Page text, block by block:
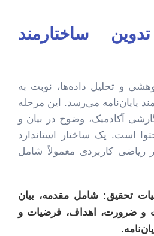
ساختارمند
و تحلیل داده‌ها، نوبت به
پایان‌نامه می‌رسد. این مرحله
آکادمیک، وضوح در بیان و
است. یک ساختار استاندارد
ریاضی کاربردی معمولاً شامل
تحقیق: شامل مقدمه، بیان
و ضرورت، اهداف، فرضیات و